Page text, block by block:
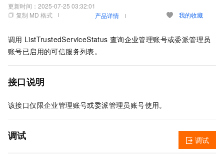
更新时间： 2025-07-25 03:32:01
复制 MD 格式
产品详情 我的收藏
调用 ListTrustedServiceStatus 查询企业管理账号或委派管理员
账号已启用的可信服务列表。
接口说明
该接口仅限企业管理账号或委派管理员账号使用。
调试 调试